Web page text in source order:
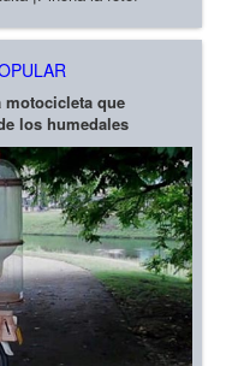
que
los humedales